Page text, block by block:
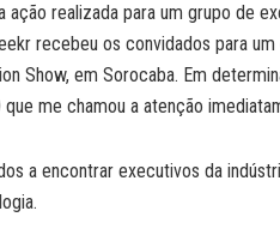
ação realizada para um grupo de
recebeu os convidados para
Show, em Sorocaba. Em
me chamou a atenção
a encontrar executivos da